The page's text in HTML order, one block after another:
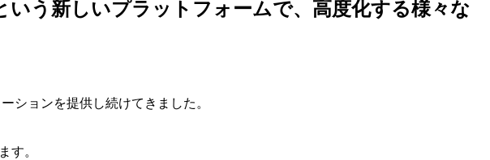
う新しいプラットフォームで、高度化する様々な
ションを提供し続けてきました。
す。